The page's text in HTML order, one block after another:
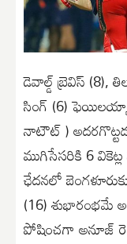
డెవాల్డ్ బ్రెవిస్ (8),
సింగ్ (6)
నాటౌట్ )
ముగిసేసరికి 6 వికెట్ల
ఛేదనలో
(16) శుభారంభమే
పోషించగా అనూజ్